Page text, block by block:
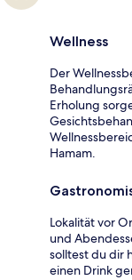
Wellness
Der
Erholung
Hamam.
Lokalität vor
und
solltest du dir
einen Drink